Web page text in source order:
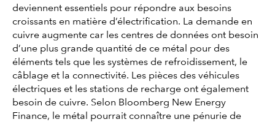
deviennent essentiels pour répondre aux besoins
croissants en matière d’électrification. La demande en
cuivre augmente car les centres de données ont besoin
d’une plus grande quantité de ce métal pour des
éléments tels que les systèmes de refroidissement, le
câblage et la connectivité. Les pièces des véhicules
électriques et les stations de recharge ont également
besoin de cuivre. Selon Bloomberg New Energy
Finance, le métal pourrait connaître une pénurie de